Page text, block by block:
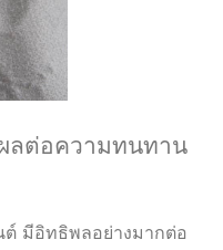
ลต่อความทนทาน
มีอิทธิพลอย่างมากต่อ